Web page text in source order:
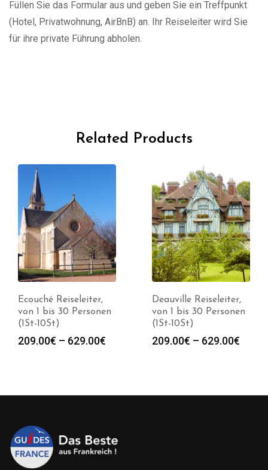
Füllen Sie das Formular aus und geben Sie ein Treffpunkt
(Hotel, Privatwohnung, AirBnB) an. Ihr Reiseleiter wird Sie
für ihre private Führung abholen.
Related Products
Ecouché Reiseleiter,
von 1 bis 30 Personen
(1St-10St)
209.00€ – 629.00€ Preisspanne:
Deauville Reiseleiter,
von 1 bis 30 Personen
(1St-10St)
209.00€ – 629.00€